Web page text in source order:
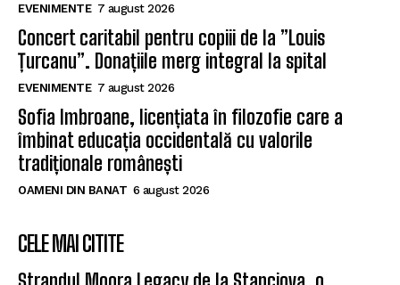
EVENIMENTE 7 august 2026
Concert caritabil pentru copiii de la ”Louis
Țurcanu”. Donațiile merg integral la spital
EVENIMENTE 7 august 2026
Sofia Imbroane, licențiata în filozofie care a
îmbinat educația occidentală cu valorile
tradiționale românești
OAMENI DIN BANAT 6 august 2026
CELE MAI CITITE